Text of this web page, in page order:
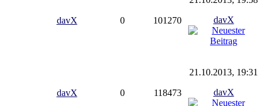
davX 0 101270
davX
davX 0 118473
21.10.2013, 19:31
davX